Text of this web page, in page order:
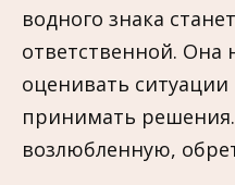
водного знака
ответственной. Она
оценивать ситуации
принимать
возлюбленную,